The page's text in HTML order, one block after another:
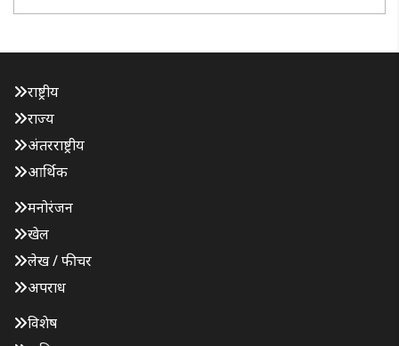
राष्ट्रीय
राज्य
अंतरराष्ट्रीय
आर्थिक
मनोरंजन
खेल
लेख / फीचर
अपराध
विशेष